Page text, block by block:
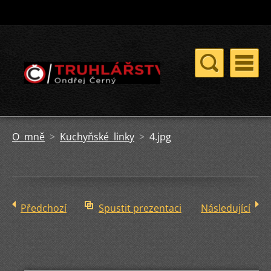
O mně > Kuchyňské linky > 4.jpg
Předchozí Spustit prezentaci Následující